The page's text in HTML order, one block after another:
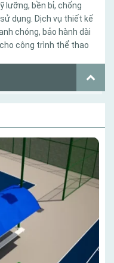
lưỡng, bền bỉ, chống
dụng. Dịch vụ thiết kế
chóng, bảo hành dài
công trình thể thao